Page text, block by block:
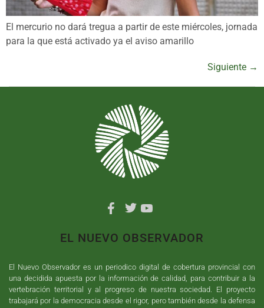
El mercurio no dará tregua a partir de este miércoles, jornada
para la que está activado ya el aviso amarillo
Siguiente →
EL NUEVO OBSERVADOR
El Nuevo Observador es un periodico digital de cobertura provincial con
una decidida apuesta por la información de calidad, para contribuir a la
vertebración territorial y al progreso de nuestra sociedad. El proyecto
trabajará por la democracia desde el rigor, pero también desde la defensa